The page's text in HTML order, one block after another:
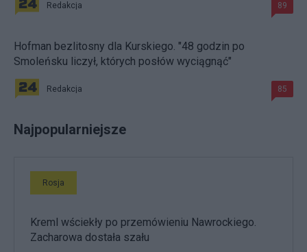
Redakcja 89
Hofman bezlitosny dla Kurskiego. "48 godzin po
Smoleńsku liczył, których posłów wyciągnąć"
Redakcja 85
Najpopularniejsze
Rosja
Kreml wściekły po przemówieniu Nawrockiego.
Zacharowa dostała szału